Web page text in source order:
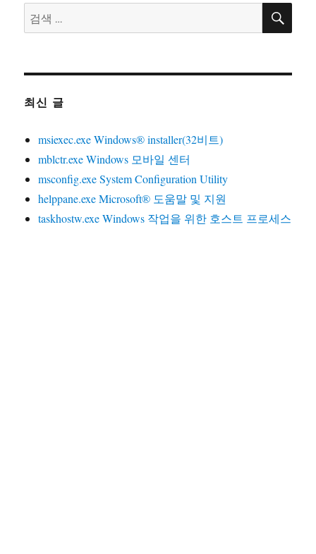
검
색:
검
최신 글
msiexec.exe Windows® installer(32비트)
mblctr.exe Windows 모바일 센터
msconfig.exe System Configuration Utility
helppane.exe Microsoft® 도움말 및 지원
taskhostw.exe Windows 작업을 위한 호스트 프로세스